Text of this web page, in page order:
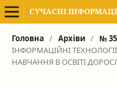
Головна / Архіви / № 35
ІНФОРМАЦІЙНІ
НАВЧАННЯ В ОСВІТІ